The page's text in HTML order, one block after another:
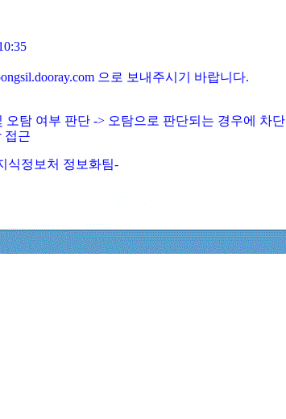
으로 보내주시기 바랍니다.
오탐 여부 판단 -> 오탐으로 판단되는 경우에 차단
접근
식정보처 정보화팀-